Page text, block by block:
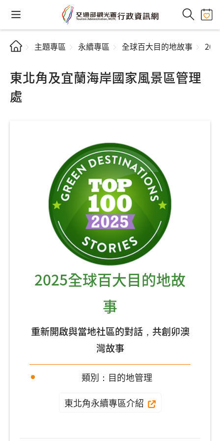
主題專區 永續專區 全球百大目的地故事
東北角及宜蘭海岸國家風景區管理
處
2025全球百大目的地故
事
重新開啟與當地社區的對話，共創卯澳
灣故事
類別：目的地管理
東北角永續專區介紹